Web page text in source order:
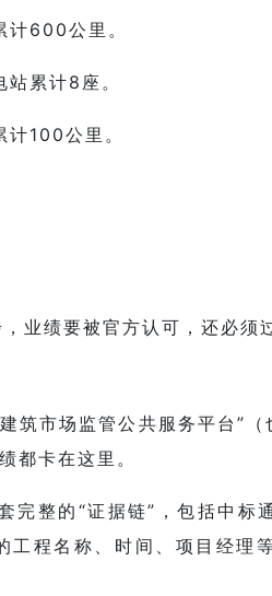
600公里。
累计8座。
100公里。
业绩要被官方认可，还必须
筑市场监管公共服务平台”（
都卡在这里。
整的“证据链”，包括中标
工程名称、时间、项目经理